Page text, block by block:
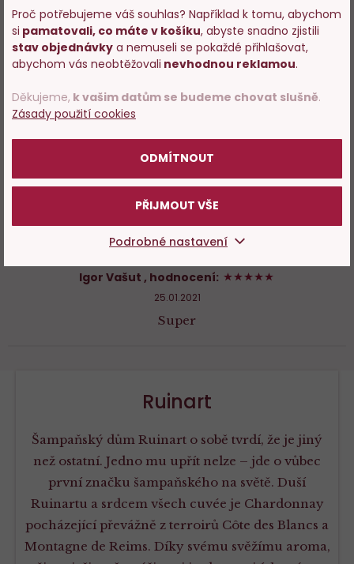
Ověřený zákazník - zveřejněná recenze pochází od spotřebitele,
který zboží skutečně zakoupil, zákazníkovi posíláme speciální
formulář.
Neověřený zákazník - nezajišťujeme, že zveřejněná recenze
Vadim Viktorov, hodnocení:
14.07.2021
Perfect
Igor Vašut , hodnocení: 100%
25.01.2021
Super
Ruinart
Šampaňský dům Ruinart o sobě tvrdí, že je jiný
než ostatní. Jedno mu upřít nelze – jde o vůbec
první značku šampaňského na světě. Duší
Ruinartu a srdcem všech cuvée je Chardonnay
pocházející převážně z terroirů Côte des Blancs a
Montagne de Reims. Díky svému svěžímu aroma,
Proč potřebujeme váš souhlas? Například k tomu, abychom
si pamatovali, co máte v košíku, abyste snadno zjistili
stav objednávky a nemuseli se pokaždé přihlašovat,
abychom vás neobtěžovali nevhodnou reklamou.
Děkujeme, k vašim datům se budeme chovat slušně.
Zásady použití cookies
ODMÍTNOUT
PŘIJMOUT VŠE
Podrobné nastavení
Vstupujete na stránky
s prodejem alkoholu. Prosím